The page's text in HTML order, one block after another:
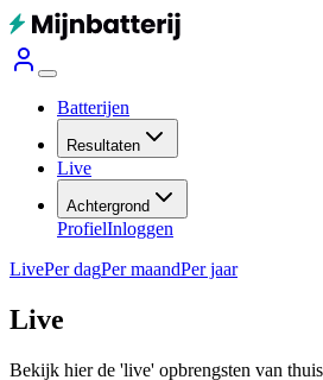
Batterijen
Resultaten
Live
Achtergrond
ProfielInloggen
LivePer dagPer maandPer jaar
Live
Bekijk hier de 'live' opbrengsten van